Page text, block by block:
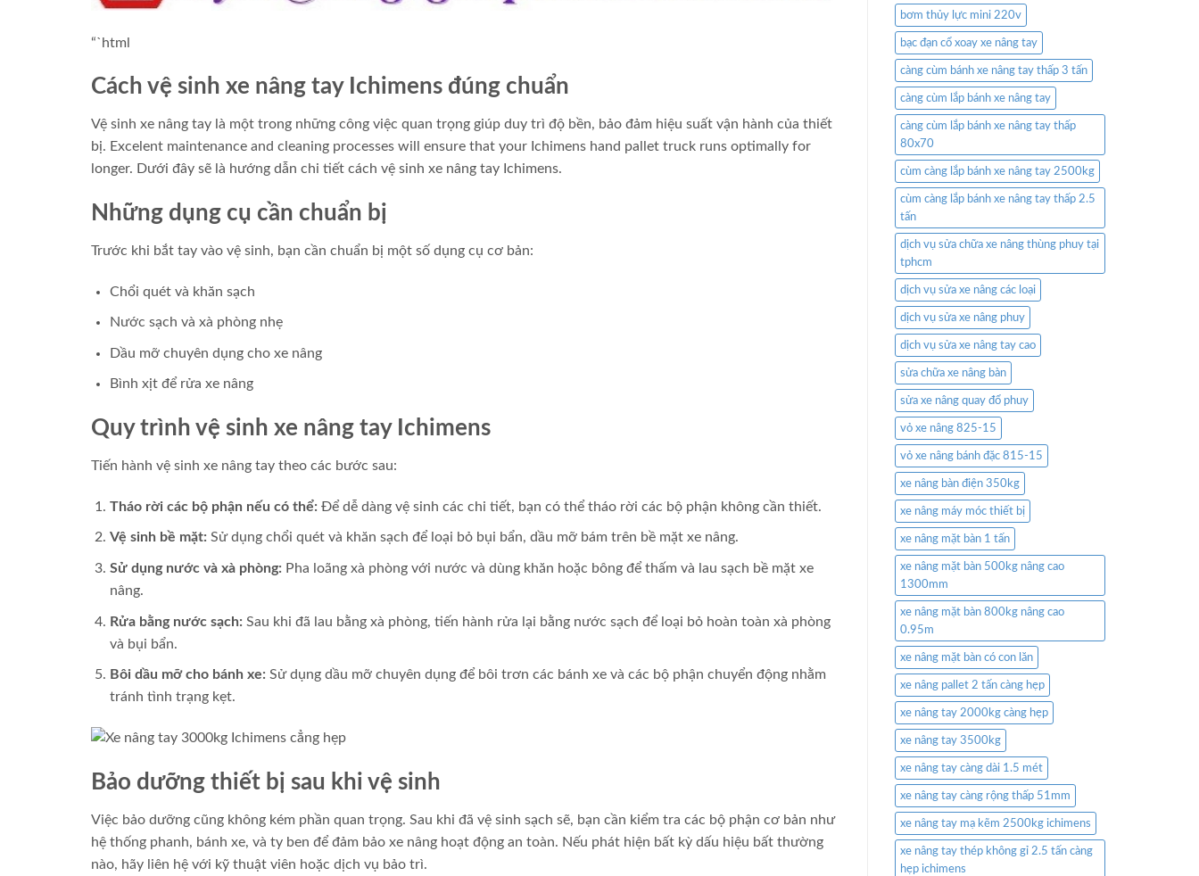
“`html
Cách vệ sinh xe nâng tay Ichimens đúng chuẩn
Vệ sinh xe nâng tay là một trong những công việc quan trọng giúp duy trì độ bền, bảo đảm hiệu suất vận hành của thiết
bị. Excelent maintenance and cleaning processes will ensure that your Ichimens hand pallet truck runs optimally for
longer. Dưới đây sẽ là hướng dẫn chi tiết cách vệ sinh xe nâng tay Ichimens.
Những dụng cụ cần chuẩn bị
Trước khi bắt tay vào vệ sinh, bạn cần chuẩn bị một số dụng cụ cơ bản:
Chổi quét và khăn sạch
Nước sạch và xà phòng nhẹ
Dầu mỡ chuyên dụng cho xe nâng
Bình xịt để rửa xe nâng
Quy trình vệ sinh xe nâng tay Ichimens
Tiến hành vệ sinh xe nâng tay theo các bước sau:
Tháo rời các bộ phận nếu có thể: Để dễ dàng vệ sinh các chi tiết, bạn có thể tháo rời các bộ phận không cần thiết.
Vệ sinh bề mặt: Sử dụng chổi quét và khăn sạch để loại bỏ bụi bẩn, dầu mỡ bám trên bề mặt xe nâng.
Sử dụng nước và xà phòng: Pha loãng xà phòng với nước và dùng khăn hoặc bông để thấm và lau sạch bề mặt xe
nâng.
Rửa bằng nước sạch: Sau khi đã lau bằng xà phòng, tiến hành rửa lại bằng nước sạch để loại bỏ hoàn toàn xà phòng
và bụi bẩn.
Bôi dầu mỡ cho bánh xe: Sử dụng dầu mỡ chuyên dụng để bôi trơn các bánh xe và các bộ phận chuyển động nhằm
tránh tình trạng kẹt.
Bảo dưỡng thiết bị sau khi vệ sinh
Việc bảo dưỡng cũng không kém phần quan trọng. Sau khi đã vệ sinh sạch sẽ, bạn cần kiểm tra các bộ phận cơ bản như
hệ thống phanh, bánh xe, và ty ben để đảm bảo xe nâng hoạt động an toàn. Nếu phát hiện bất kỳ dấu hiệu bất thường
nào, hãy liên hệ với kỹ thuật viên hoặc dịch vụ bảo trì.
bơm thủy lực mini 220v
bạc đạn cổ xoay xe nâng tay
càng cùm bánh xe nâng tay thấp 3 tấn
càng cùm lắp bánh xe nâng tay
càng cùm lắp bánh xe nâng tay thấp
80x70
cùm càng lắp bánh xe nâng tay 2500kg
cùm càng lắp bánh xe nâng tay thấp 2.5
tấn
dịch vụ sửa chữa xe nâng thùng phuy tại
tphcm
dịch vụ sửa xe nâng các loại
dịch vụ sửa xe nâng phuy
dịch vụ sửa xe nâng tay cao
sửa chữa xe nâng bàn
sửa xe nâng quay đổ phuy
vỏ xe nâng 825-15
vỏ xe nâng bánh đặc 815-15
xe nâng bàn điện 350kg
xe nâng máy móc thiết bị
xe nâng mặt bàn 1 tấn
xe nâng mặt bàn 500kg nâng cao
1300mm
xe nâng mặt bàn 800kg nâng cao
0.95m
xe nâng mặt bàn có con lăn
xe nâng pallet 2 tấn càng hẹp
xe nâng tay 2000kg càng hẹp
xe nâng tay 3500kg
xe nâng tay càng dài 1.5 mét
xe nâng tay càng rộng thấp 51mm
xe nâng tay mạ kẽm 2500kg ichimens
xe nâng tay thép không gỉ 2.5 tấn càng
hẹp ichimens